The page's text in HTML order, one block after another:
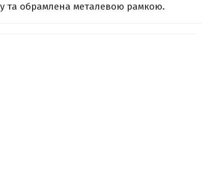
та обрамлена металевою рамкою.